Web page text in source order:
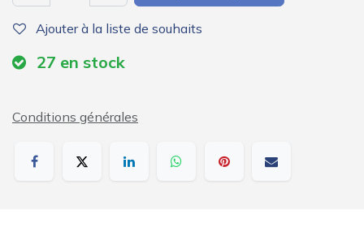
Ajouter à la liste de souhaits
27 en stock
Conditions générales